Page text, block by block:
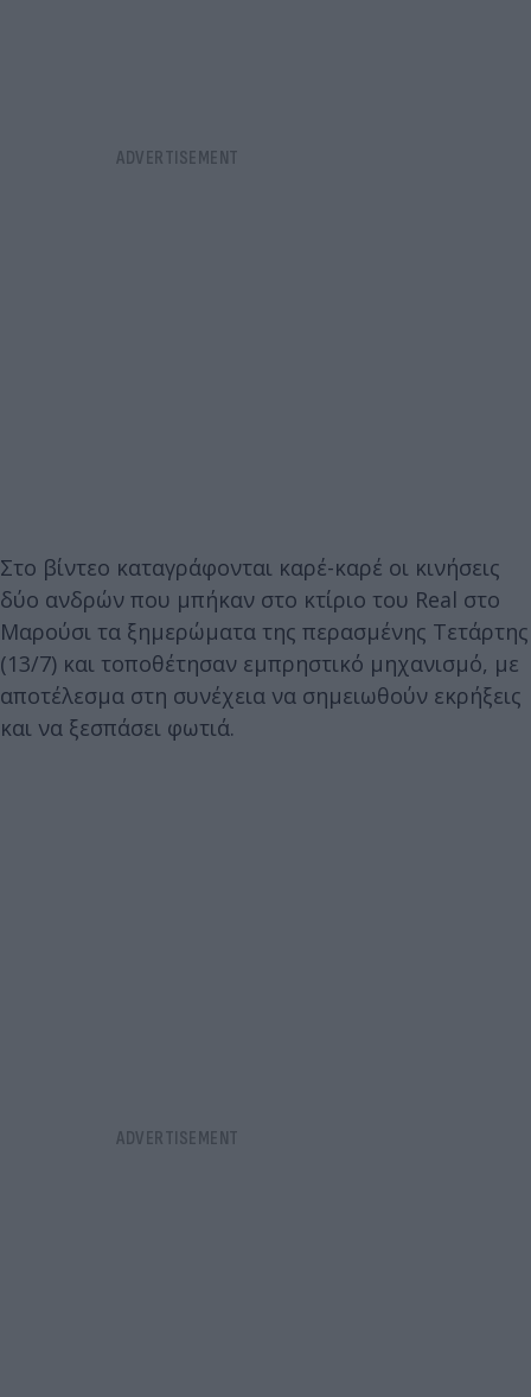
Στο βίντεο καταγράφονται καρέ-καρέ οι κινήσεις
δύο ανδρών που μπήκαν στο κτίριο του Real στο
Μαρούσι τα ξημερώματα της περασμένης Τετάρτης
(13/7) και τοποθέτησαν εμπρηστικό μηχανισμό, με
αποτέλεσμα στη συνέχεια να σημειωθούν εκρήξεις
και να ξεσπάσει φωτιά.